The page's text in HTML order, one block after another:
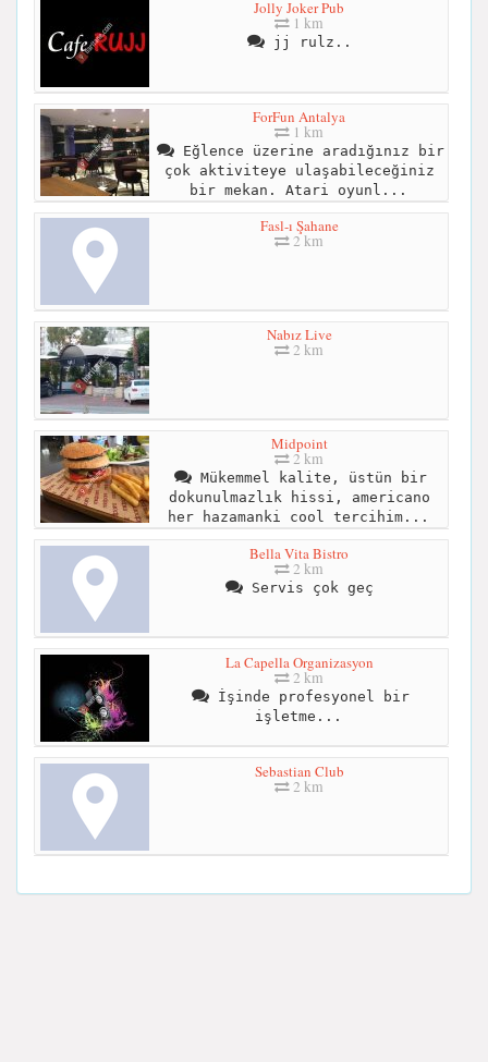
Jolly Joker Pub
1 km
jj rulz..
ForFun Antalya
1 km
Eğlence üzerine aradığınız bir
çok aktiviteye ulaşabileceğiniz
bir mekan. Atari oyunl...
Fasl-ı Şahane
2 km
Nabız Live
2 km
Midpoint
2 km
Mükemmel kalite, üstün bir
dokunulmazlık hissi, americano
her hazamanki cool tercihim...
Bella Vita Bistro
2 km
Servis çok geç
La Capella Organizasyon
2 km
İşinde profesyonel bir
işletme...
Sebastian Club
2 km